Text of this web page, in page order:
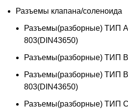
Разъемы клапана/соленоида
Разъемы(разборные) ТИП
803(DIN43650)
Разъемы(разборные) ТИП
Разъемы(разборные) ТИП
803(DIN43650)
Разъемы(разборные) ТИП